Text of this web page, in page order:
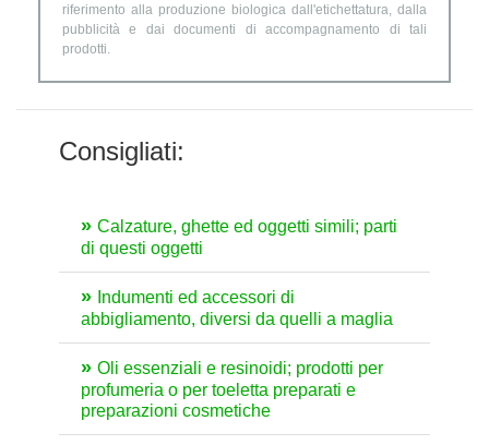
riferimento alla produzione biologica dall'etichettatura, dalla
pubblicità e dai documenti di accompagnamento di tali
prodotti.
Consigliati:
Calzature, ghette ed oggetti simili; parti
di questi oggetti
Indumenti ed accessori di
abbigliamento, diversi da quelli a maglia
Oli essenziali e resinoidi; prodotti per
profumeria o per toeletta preparati e
preparazioni cosmetiche